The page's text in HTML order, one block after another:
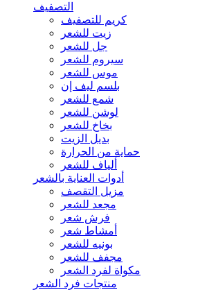
التصفيف
كريم للتصفيف
زيت للشعر
جل للشعر
سيروم للشعر
موس للشعر
بلسم ليف إن
شمع للشعر
لوشن للشعر
بخاخ للشعر
بديل الزيت
حماية من الحرارة
ألياف للشعر
أدوات العناية بالشعر
مزيل التقصف
مجعد للشعر
فرش شعر
أمشاط شعر
بونيه للشعر
مجفف للشعر
مكواة لفرد الشعر
منتجات فرد الشعر